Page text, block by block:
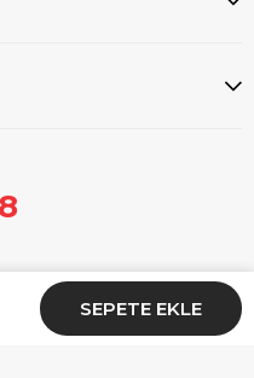
- Tüm hakları saklıdır.